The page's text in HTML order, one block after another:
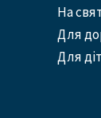
На
Для
Для